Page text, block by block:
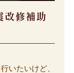
改修補助
いたいけど、